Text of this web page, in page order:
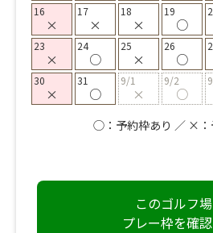
16
×
17
×
18
×
19
○
23
×
24
○
25
×
26
○
30
×
31
○
9/1
×
9/2
○
◯：予約枠あり ／ ×：
このゴルフ
プレー枠を確